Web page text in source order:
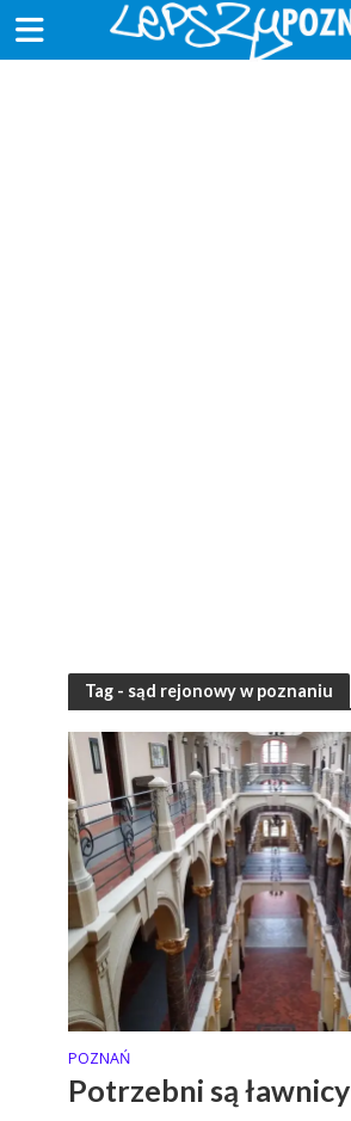
Tag - sąd rejonowy w poznaniu
POZNAŃ
Potrzebni są ławnicy